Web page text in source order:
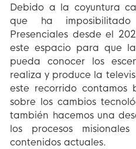
Debido a la coyuntura
que ha
Presenciales desde el
este espacio para que
pueda conocer los
realiza y produce la
este recorrido contamos
sobre los cambios
también hacemos una
los procesos
contenidos actuales.